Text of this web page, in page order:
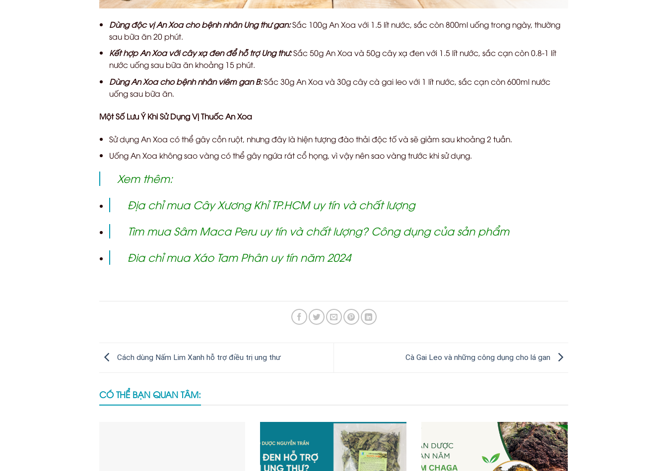
Dùng độc vị An Xoa cho bệnh nhân Ung thư gan:Sắc 100g An Xoa với 1.5 lít nước, sắc còn 800ml uống trong ngày, thường
sau bữa ăn 20 phút.
Kết hợp An Xoa với cây xạ đen để hỗ trợ Ung thư:Sắc 50g An Xoa và 50g cây xạ đen với 1.5 lít nước, sắc cạn còn 0.8-1 lít
nước uống sau bữa ăn khoảng 15 phút.
Dùng An Xoa cho bệnh nhân viêm gan B:Sắc 30g An Xoa và 30g cây cà gai leo với 1 lít nước, sắc cạn còn 600ml nước
uống sau bữa ăn.
Một Số Lưu Ý Khi Sử Dụng Vị Thuốc An Xoa
Sử dụng An Xoa có thể gây cồn ruột, nhưng đây là hiện tượng đào thải độc tố và sẽ giảm sau khoảng 2 tuần.
Uống An Xoa không sao vàng có thể gây ngứa rát cổ họng, vì vậy nên sao vàng trước khi sử dụng.
Xem thêm:
Địa chỉ mua Cây Xương Khỉ TP.HCM uy tín và chất lượng
Tìm mua Sâm Maca Peru uy tín và chất lượng? Công dụng của sản phẩm
Đia chỉ mua Xáo Tam Phân uy tín năm 2024
Cách dùng Nấm Lim Xanh hỗ trợ điều trị ung thư Cà Gai Leo và những công dụng cho lá gan
CÓ THỂ BẠN QUAN TÂM: